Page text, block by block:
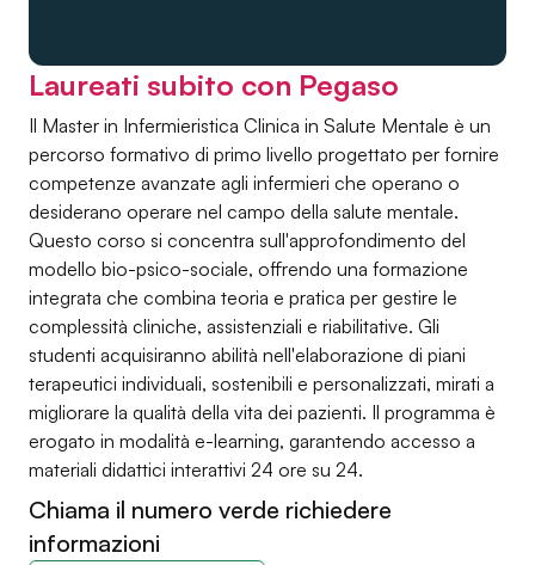
Laureati subito con Pegaso
Il Master in Infermieristica Clinica in Salute Mentale è un
percorso formativo di primo livello progettato per fornire
competenze avanzate agli infermieri che operano o
desiderano operare nel campo della salute mentale.
Questo corso si concentra sull'approfondimento del
modello bio-psico-sociale, offrendo una formazione
integrata che combina teoria e pratica per gestire le
complessità cliniche, assistenziali e riabilitative. Gli
studenti acquisiranno abilità nell'elaborazione di piani
terapeutici individuali, sostenibili e personalizzati, mirati a
migliorare la qualità della vita dei pazienti. Il programma è
erogato in modalità e-learning, garantendo accesso a
materiali didattici interattivi 24 ore su 24.
Chiama il numero verde richiedere
informazioni